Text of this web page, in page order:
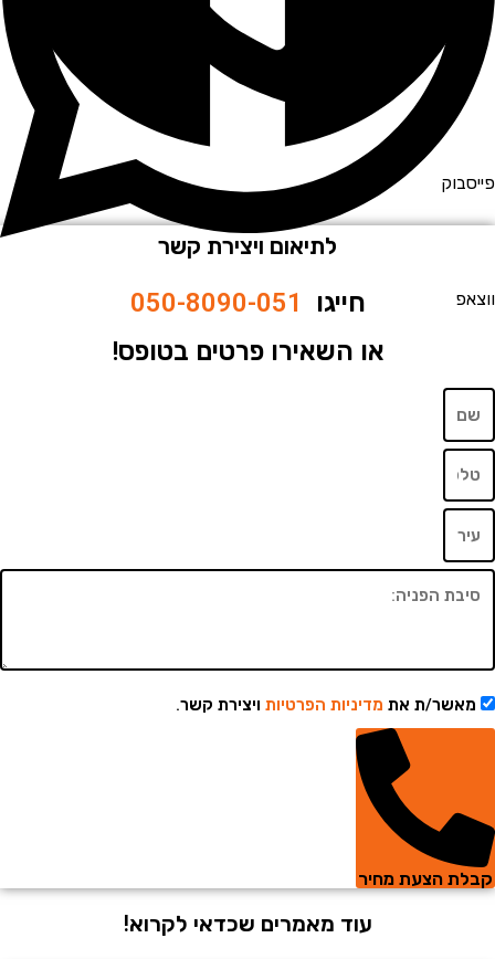
לתיאום ויצירת קשר
חייגו050-8090-051
או השאירו פרטים בטופס!
ת אתמדיניות הפרטיותויצירת קשר.
הצעת מחיר
עוד מאמרים שכדאי לקרוא!